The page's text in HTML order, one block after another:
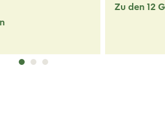
Zu den 12